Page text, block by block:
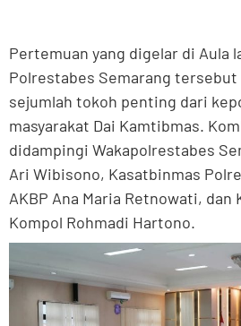
Pertemuan yang digelar di Aula
Polrestabes Semarang
sejumlah tokoh penting dari
masyarakat Dai Kamtibmas.
didampingi Wakapolrestabes
Ari Wibisono, Kasatbinmas
AKBP Ana Maria Retnowati, dan
Kompol Rohmadi Hartono.